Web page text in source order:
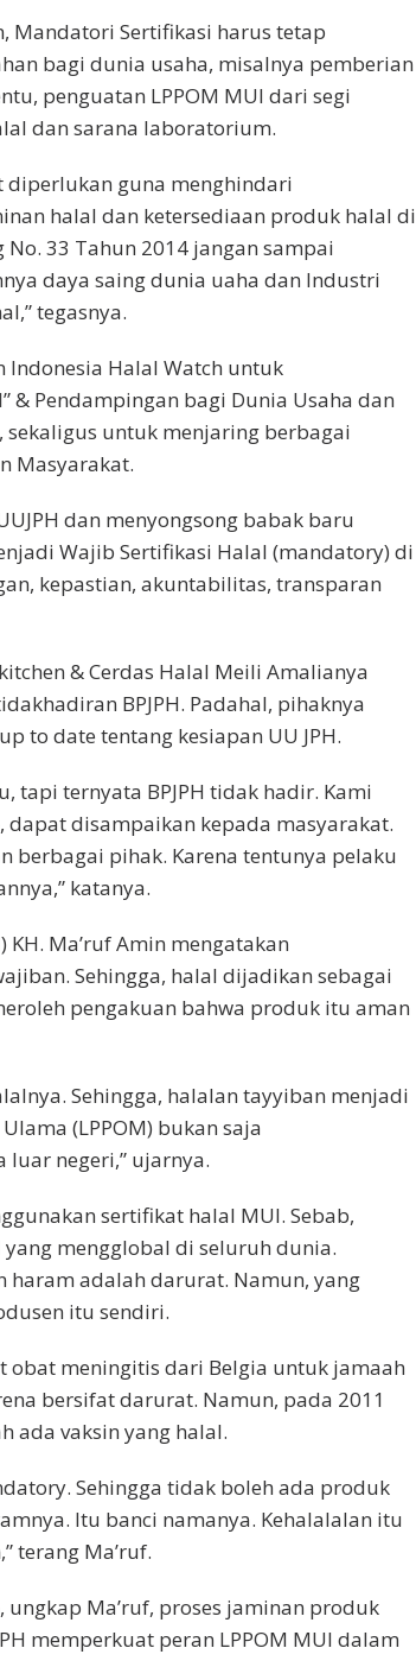
Mandatori Sertifikasi harus tetap
bagi dunia usaha, misalnya pemberian
penguatan LPPOM MUI dari segi
dan sarana laboratorium.
diperlukan guna menghindari
halal dan ketersediaan produk halal di
33 Tahun 2014 jangan sampai
daya saing dunia uaha dan Industri
tegasnya.
Halal Watch untuk
& Pendampingan bagi Dunia Usaha dan
untuk menjaring berbagai
Masyarakat.
dan menyongsong babak baru
Wajib Sertifikasi Halal (mandatory) di
kepastian, akuntabilitas, transparan
& Cerdas Halal Meili Amalianya
BPJPH. Padahal, pihaknya
to date tentang kesiapan UU JPH.
tapi ternyata BPJPH tidak hadir. Kami
dapat disampaikan kepada masyarakat.
berbagai pihak. Karena tentunya pelaku
katanya.
Ma’ruf Amin mengatakan
Sehingga, halal dijadikan sebagai
pengakuan bahwa produk itu aman
Sehingga, halalan tayyiban menjadi
(LPPOM) bukan saja
negeri,” ujarnya.
sertifikat halal MUI. Sebab,
mengglobal di seluruh dunia.
haram adalah darurat. Namun, yang
itu sendiri.
obat meningitis dari Belgia untuk jamaah
bersifat darurat. Namun, pada 2011
ada vaksin yang halal.
Sehingga tidak boleh ada produk
Itu banci namanya. Kehalalalan itu
terang Ma’ruf.
ungkap Ma’ruf, proses jaminan produk
memperkuat peran LPPOM MUI dalam